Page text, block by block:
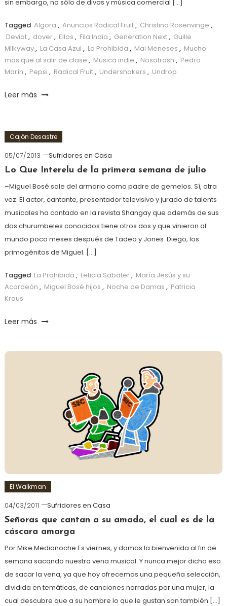
sin embargo, no sólo de divas y música comercial […]
Tagged Algora , Anuncios Radical Fruit, Christina Rosenvinge ,
Deviot, dover, Ellos , Fila India , Generation Next, Guille
Milkyway, La Casa Azul , La Prohibida , Mai Meneses , Mucho
más que al salir de clase , Música indie , Nosotrash , Pedro
Marín , Pepsi , Radical Fruit, Undershakers , Undrop
Leer más
Cajón Desastre
05/07/2013
Sufridores en Casa
Lo Que Interelu de la primera semana de julio
–Miguel Bosé sale del armario como padre de gemelos. Sí, otra
vez. El actor, cantante, presentador televisivo y jurado de talents
musicales ha contado en la revista Shangay que además de sus
dos churumbeles conocidos tiene otros dos y que vinieron al
mundo poco meses después de Tadeo y Jones Diego, los
primogénitos de Miguel. […]
Tagged La Prohibida , Leticia Sabater, María Jesús y su
Acordeón , Miguel Bosé hijos , Noche de Damas , Patricia
Kraus
Leer más
El Walkman
04/03/2011
Sufridores en Casa
Señoras que cantan a su amado, el cual es de la
cáscara amarga
Por Mike Medianoche Es viernes, y damos la bienvenida al fin de
semana sacando nuestra vena musical. Y nunca mejor dicho eso
de sacar la vena, ya que hoy ofrecemos una pequeña selección,
dividida en temáticas, de canciones narradas por una mujer, la
cual descubre que a su hombre lo que le gustan son también […]